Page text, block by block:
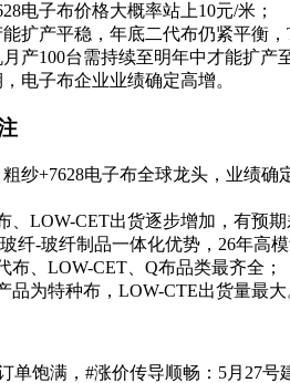
电子布价格大概率站上10元/米；
扩产平稳，年底二代布仍紧平衡
产100台需持续至明年中才能扩产
电子布企业业绩确定高增。
纱+7628电子布全球龙头，业绩确
、LOW-CET出货逐步增加，有预期
纤-玻纤制品一体化优势，26年高模
布、LOW-CET、Q布品类最齐全；
品为特种布，LOW-CTE出货量最大
单饱满，#涨价传导顺畅：5月27